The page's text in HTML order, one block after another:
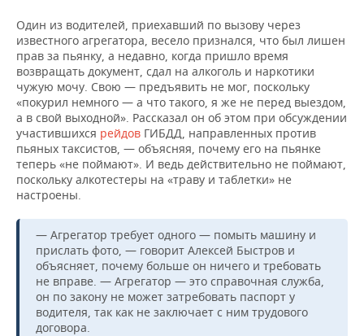
Один из водителей, приехавший по вызову через
известного агрегатора, весело признался, что был лишен
прав за пьянку, а недавно, когда пришло время
возвращать документ, сдал на алкоголь и наркотики
чужую мочу. Свою — предъявить не мог, поскольку
«покурил немного — а что такого, я же не перед выездом,
а в свой выходной». Рассказал он об этом при обсуждении
участившихся рейдов ГИБДД, направленных против
пьяных таксистов, — объясняя, почему его на пьянке
теперь «не поймают». И ведь действительно не поймают,
поскольку алкотестеры на «траву и таблетки» не
настроены.
— Агрегатор требует одного — помыть машину и
прислать фото, — говорит Алексей Быстров и
объясняет, почему больше он ничего и требовать
не вправе. — Агрегатор — это справочная служба,
он по закону не может затребовать паспорт у
водителя, так как не заключает с ним трудового
договора.